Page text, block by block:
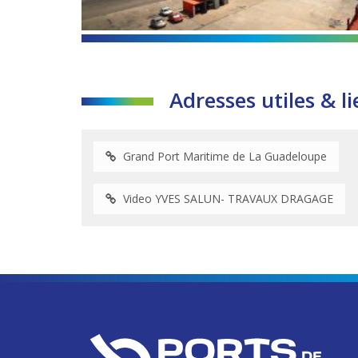
Adresses utiles &
Grand Port Maritime de La Guadeloupe
Video YVES SALUN- TRAVAUX DRAGAGE